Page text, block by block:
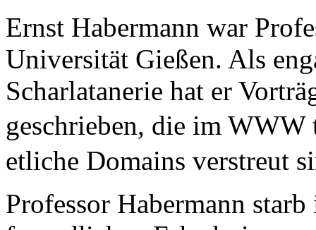
Ernst Habermann war
Universität Gießen. Als
Scharlatanerie hat er
geschrieben, die im WWW
etliche Domains verstreut
Professor Habermann